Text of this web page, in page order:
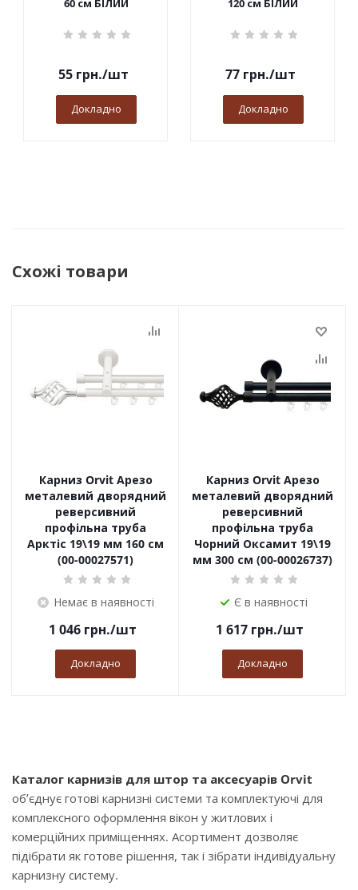
60 см БІЛИЙ
55грн./шт
Докладно
120 см БІЛИЙ
77грн./шт
Докладно
Схожі товари
Карниз Orvit Арезо
металевий дворядний
реверсивний
профільна труба
Арктіс 19\19 мм 160 см
(00-00027571)
Немає в наявності
1 046 грн./шт
Докладно
Карниз Orvit Арезо
металевий дворядний
реверсивний
профільна труба
Чорний Оксамит 19\19
мм 300 см (00-00026737)
Є в наявності
1 617 грн./шт
Докладно
Каталог карнизів для штор та аксесуарів Orvit
об’єднує готові карнизні системи та комплектуючі для
комплексного оформлення вікон у житлових і
комерційних приміщеннях. Асортимент дозволяє
підібрати як готове рішення, так і зібрати індивідуальну
карнизну систему.